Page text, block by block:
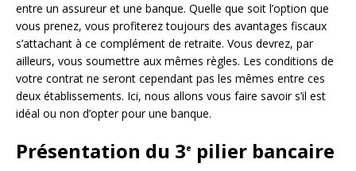
entre un assureur et une banque. Quelle que soit l’option que
vous prenez, vous profiterez toujours des avantages fiscaux
s’attachant à ce complément de retraite. Vous devrez, par
ailleurs, vous soumettre aux mêmes règles. Les conditions de
votre contrat ne seront cependant pas les mêmes entre ces
deux établissements. Ici, nous allons vous faire savoir s’il est
idéal ou non d’opter pour une banque.
Présentation du 3e pilier bancaire